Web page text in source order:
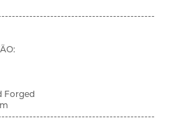
Forged